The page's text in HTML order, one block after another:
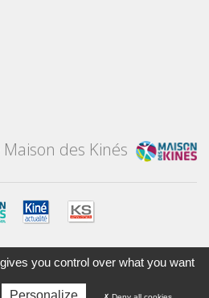
des Kinés
you control over what you want
Personalize